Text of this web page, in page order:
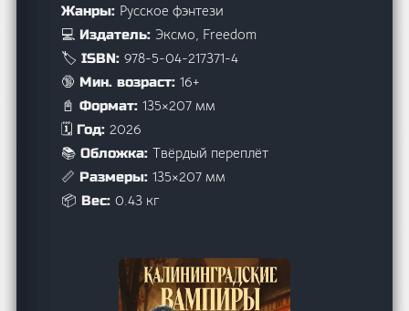
Жанры: Русское фэнтези
💻 Издатель: Эксмо, Freedom
🏷️ ISBN:978-5-04-217371-4
🔞 Мин. возраст:16+
📓 Формат:135×207 мм
🗓️ Год:2026
📚 Обложка:Твёрдый переплёт
📏 Размеры:135×207 мм
📦 Вес:0.43 кг